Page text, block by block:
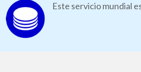
Este servicio mundial